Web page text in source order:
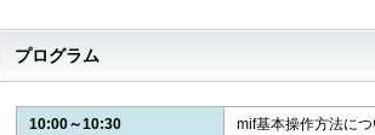
プログラム
10:00～10:30
mif基本操作方法に